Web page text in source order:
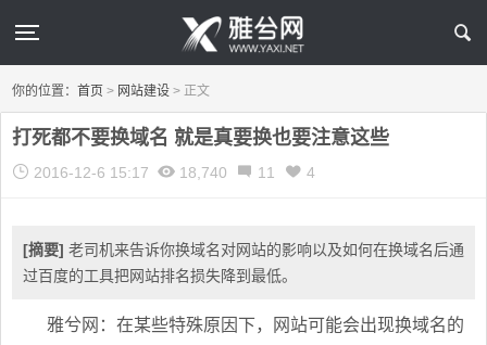
你的位置：首页 > 网站建设 > 正文
打死都不要换域名 就是真要换也要注意这些
2016-12-6 15:17 18,740 11 4
[摘要] 老司机来告诉你换域名对网站的影响以及如何在换域名后通
过百度的工具把网站排名损失降到最低。
雅兮网：在某些特殊原因下，网站可能会出现换域名的